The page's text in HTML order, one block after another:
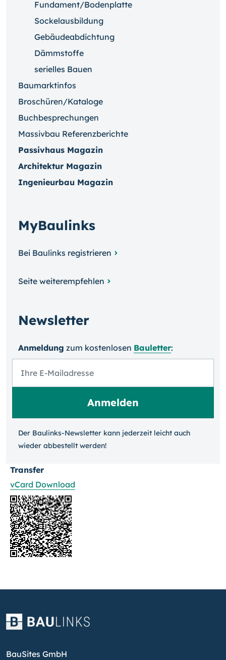
Fundament/Bodenplatte
Sockelausbildung
Gebäudeabdichtung
Dämmstoffe
serielles Bauen
Baumarktinfos
Broschüren/Kataloge
Buchbesprechungen
Massivbau Referenzberichte
Passivhaus Magazin
Architektur Magazin
Ingenieurbau Magazin
MyBaulinks
Bei Baulinks registrieren
Seite weiterempfehlen
Newsletter
Anmeldung zum kosten­losen Bauletter:
Der Baulinks-Newsletter kann jeder­zeit leicht auch
wieder ab­bestellt werden!
Transfer
vCard Download
BauSites GmbH